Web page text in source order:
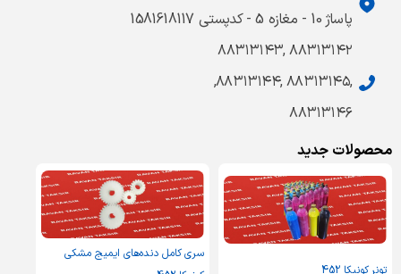
پاساژ 10 - مغازه 5 - کدپستی 1581618117
۸۸۳۱۳۱۴۲ ,۸۸۳۱۳۱۴۳
,۸۸۳۱۳۱۴۵ ,۸۸۳۱۳۱۴۴,
۸۸۳۱۳۱۴۶
محصولات جدید
تونر کونیکا 452
سری کامل دنده‌های ایمیج مشکی